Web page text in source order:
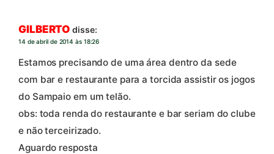
GILBERTO disse:
14 de abril de 2014 às 18:26
Estamos precisando de uma área dentro da sede
com bar e restaurante para a torcida assistir os jogos
do Sampaio em um telão.
obs: toda renda do restaurante e bar seriam do clube
e não terceirizado.
Aguardo resposta